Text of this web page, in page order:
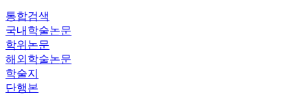
통합검색
국내학술논문
학위논문
해외학술논문
학술지
단행본